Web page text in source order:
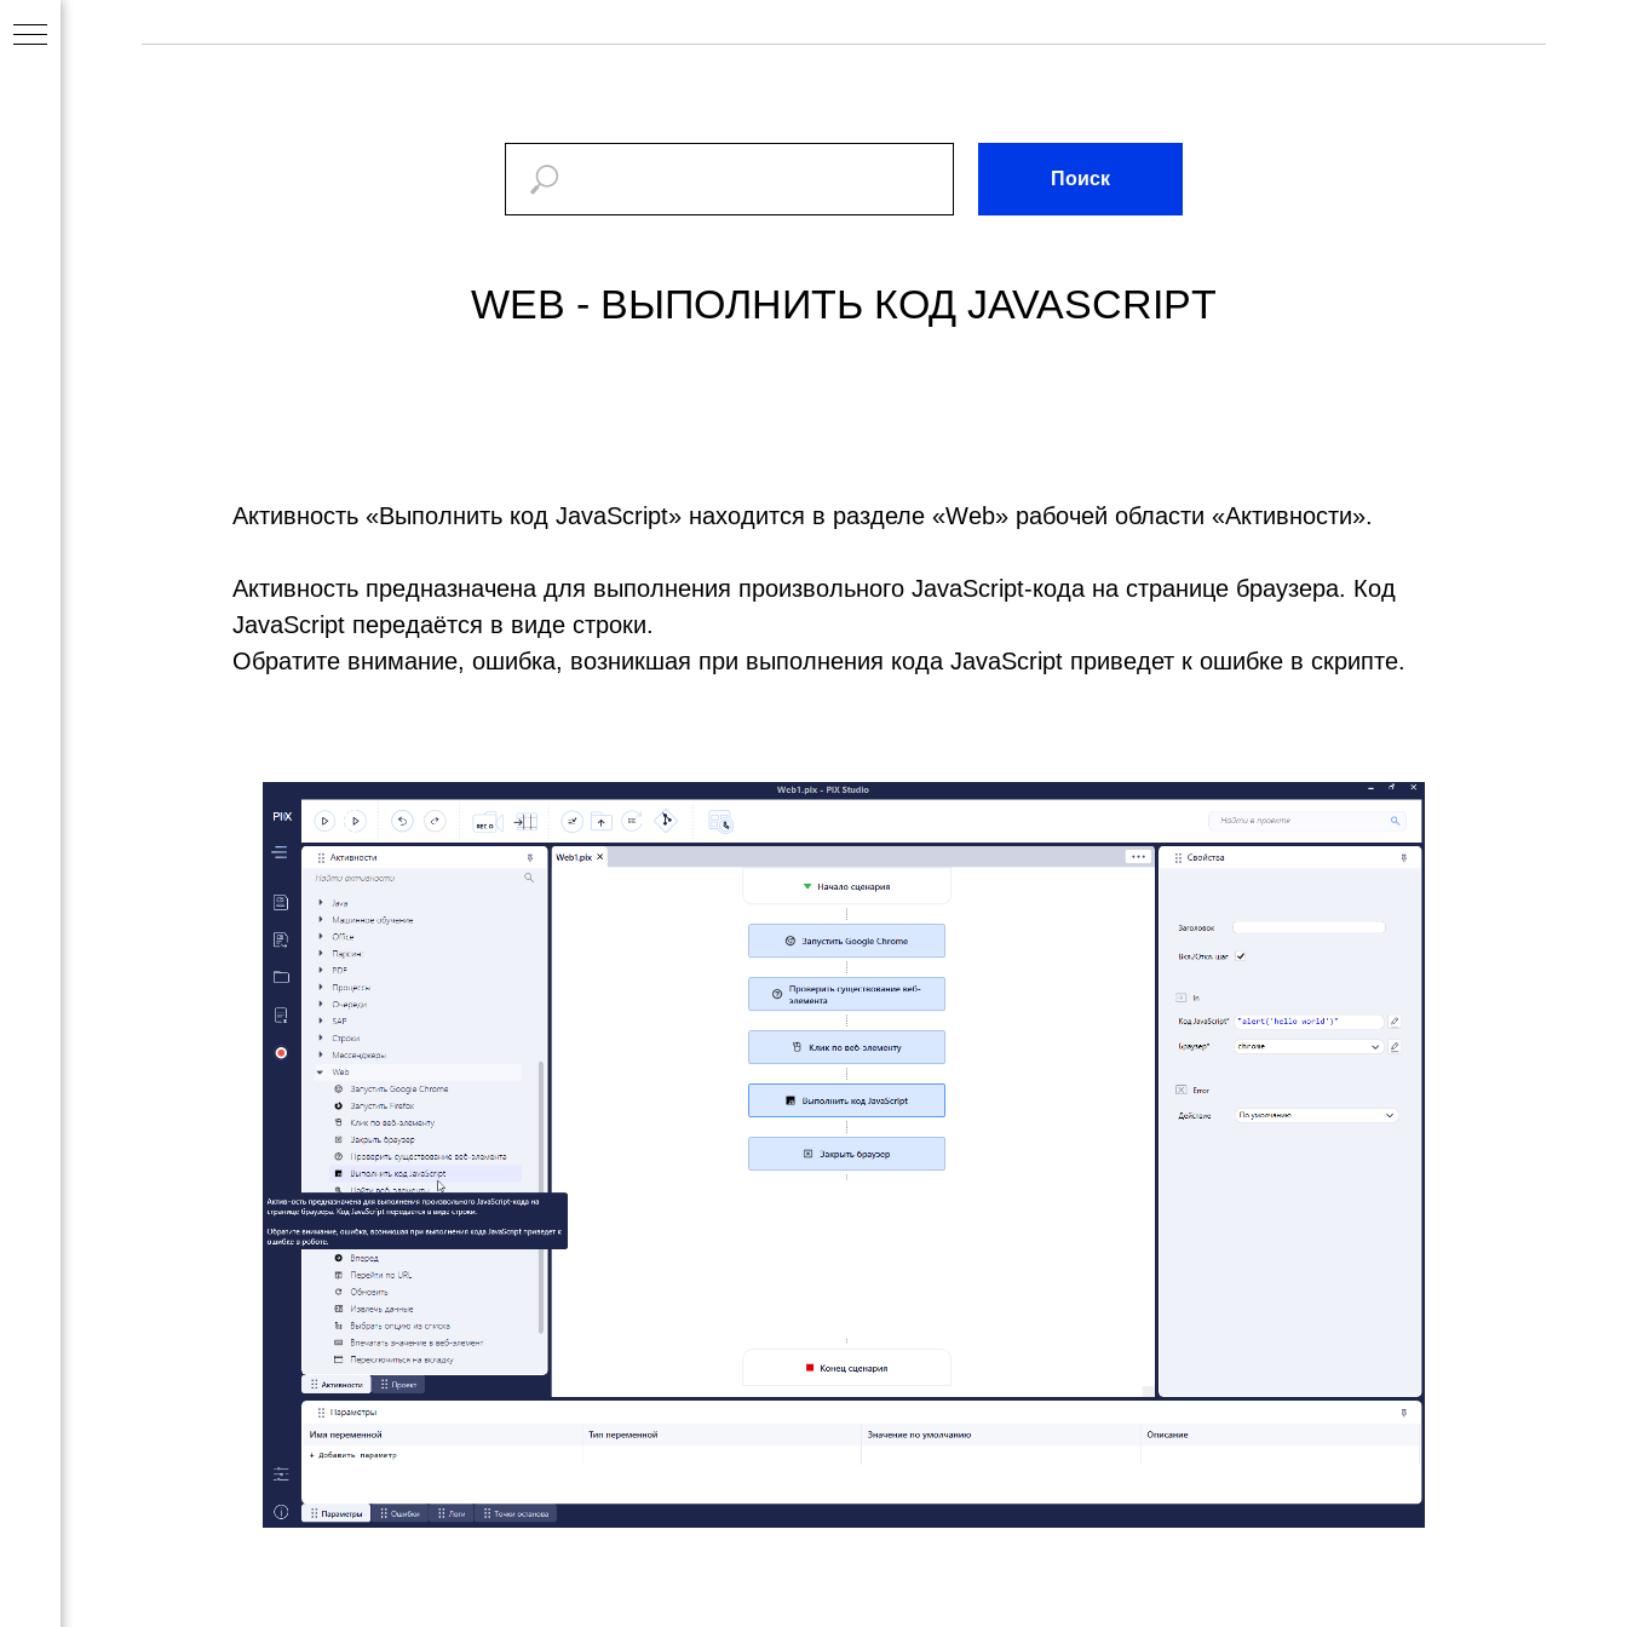
Поиск
WEB - ВЫПОЛНИТЬ КОД JAVASCRIPT
Активность «Выполнить код JavaScript» находится в разделе «Web» рабочей области «Активности».
Активность предназначена для выполнения произвольного JavaScript-кода на странице браузера. Код
JavaScript передаётся в виде строки.
Обратите внимание, ошибка, возникшая при выполнения кода JavaScript приведет к ошибке в скрипте.